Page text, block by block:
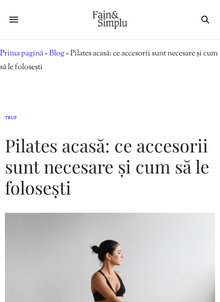
Prima pagină»Blog»Pilates acasă: ce accesorii sunt necesare și cum
să le folosești
TRUP
Pilates acasă: ce accesorii
sunt necesare și cum să le
folosești